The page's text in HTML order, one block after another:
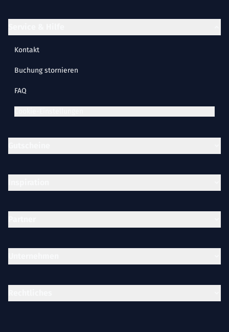
Kontakt
Buchung stornieren
FAQ